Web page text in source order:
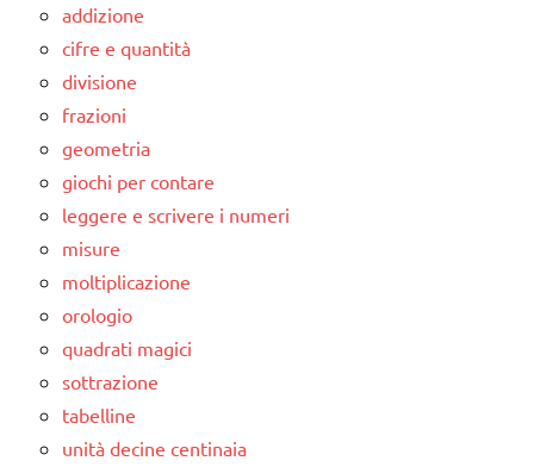
addizione
cifre e quantità
divisione
frazioni
geometria
giochi per contare
leggere e scrivere i numeri
misure
moltiplicazione
orologio
quadrati magici
sottrazione
tabelline
unità decine centinaia